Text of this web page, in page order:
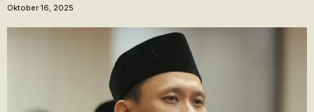
Oktober 16, 2025